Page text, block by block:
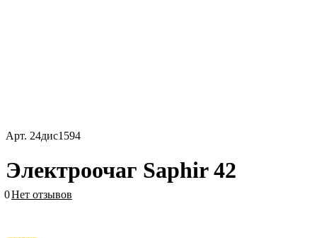
Арт. 24дис1594
Электроочаг Saphir 42
0Нет отзывов